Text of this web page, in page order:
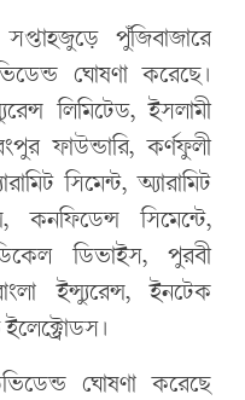
পুঁজিবাজারে
ঘোষণা করেছে।
লিমিটেড, ইসলামী
ফাউন্ডারি, কর্ণফুলী
সিমেন্ট, অ্যারামিট
কনফিডেন্স সিমেন্টে,
ডিভাইস, পুরবী
ইন্স্যুরেন্স, ইনটেক
ঘোষণা করেছে